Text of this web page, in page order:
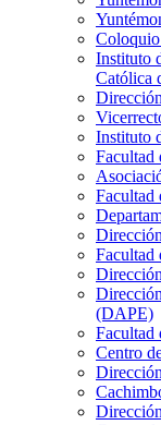
Instituto
Católica
Instituto
Facultad
Facultad
Facultad
(DAPE)
Facultad
Centro